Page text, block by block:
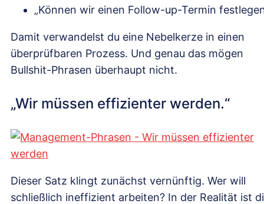
„Können wir einen Follow-up-Termin
Damit verwandelst du eine Nebelkerze in einen
überprüfbaren Prozess. Und genau das mögen
Bullshit-Phrasen überhaupt nicht.
„Wir müssen effizienter werden.“
Dieser Satz klingt zunächst vernünftig. Wer will
schließlich ineffizient arbeiten? In der Realität ist